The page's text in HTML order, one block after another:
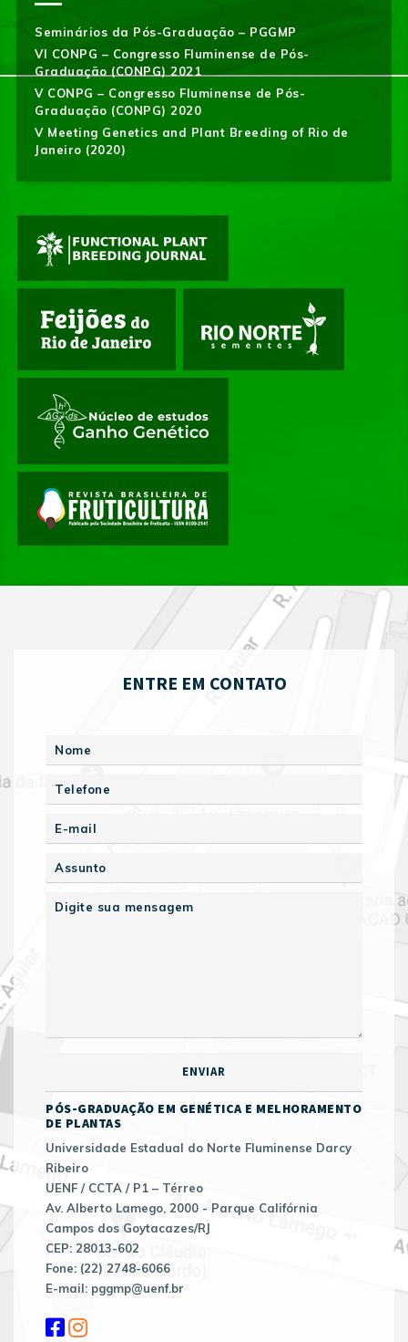
Seminários da Pós-Graduação – PGGMP
VI CONPG – Congresso Fluminense de Pós-
Graduação (CONPG) 2021
V CONPG – Congresso Fluminense de Pós-
Graduação (CONPG) 2020
V Meeting Genetics and Plant Breeding of Rio de
Janeiro (2020)
ENTRE EM CONTATO
PÓS-GRADUAÇÃO EM GENÉTICA E MELHORAMENTO
DE PLANTAS
Universidade Estadual do Norte Fluminense Darcy
Ribeiro
UENF / CCTA / P1 – Térreo
Av. Alberto Lamego, 2000 - Parque Califórnia
Campos dos Goytacazes/RJ
CEP: 28013-602
Fone: (22) 2748-6066
E-mail: pggmp@uenf.br